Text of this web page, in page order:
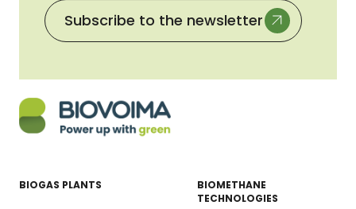
Subscribe to the newsletter
BIOGAS PLANTS
BIOMETHANE
TECHNOLOGIES